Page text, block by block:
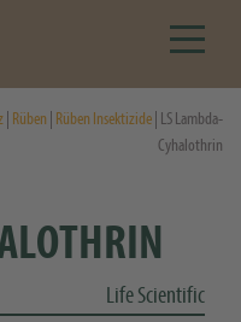
Rüben Rüben Insektizide | LS Lambda-
Cyhalothrin
Life Scientific